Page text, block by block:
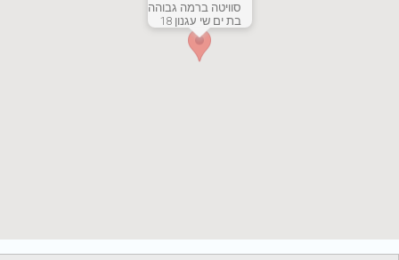
סוויטה ברמה גבוהה
בת ים שי עגנון 18